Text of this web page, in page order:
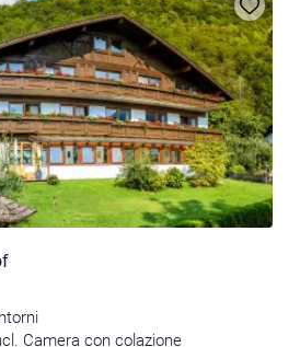
Camera con colazione